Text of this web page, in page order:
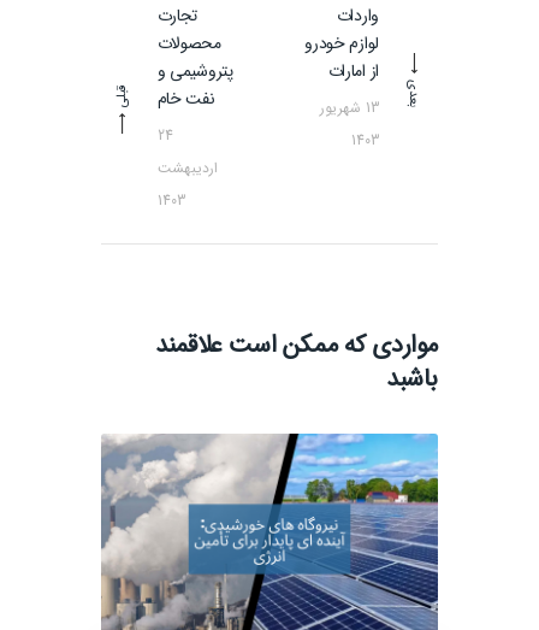
نوشته
قبلی
تجارت
محصولات
پتروشیمی و
نفت خام
24
اردیبهشت
1403
بعدی
پست
بعدی
واردات
لوازم خودرو
از امارات
13 شهریور
1403
مواردی که ممکن است علاقمند
باشبد